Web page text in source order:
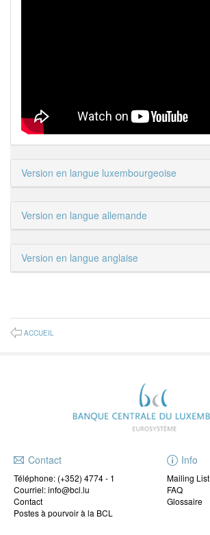
Version en langue luxembourgeoise
Version en langue allemande
Version en langue anglaise
ACCUEIL
Contact
Téléphone: (+352) 4774 - 1
Courriel: info@bcl.lu
Contact
Postes à pourvoir à la BCL
Info
Mailing List
FAQ
Glossaire